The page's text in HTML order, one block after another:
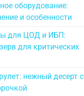
оборудование:
и особенности
для ЦОД и ИБП:
для критических
нежный десерт с